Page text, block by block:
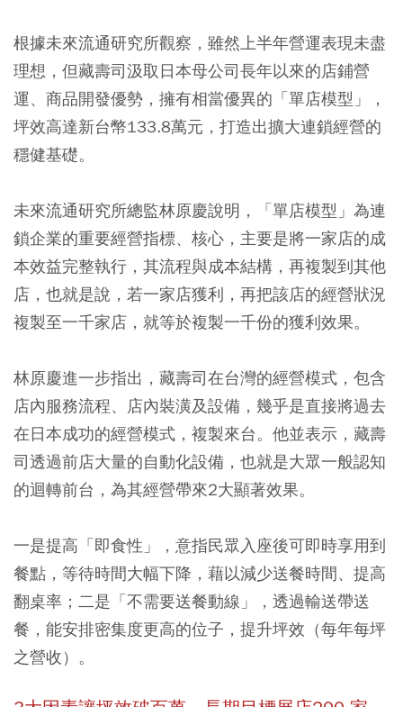
根據未來流通研究所觀察，雖然上半年營運表現未盡
理想，但藏壽司汲取日本母公司長年以來的店鋪營
運、商品開發優勢，擁有相當優異的「單店模型」，
坪效高達新台幣133.8萬元，打造出擴大連鎖經營的
穩健基礎。
未來流通研究所總監林原慶說明，「單店模型」為連
鎖企業的重要經營指標、核心，主要是將一家店的成
本效益完整執行，其流程與成本結構，再複製到其他
店，也就是說，若一家店獲利，再把該店的經營狀況
複製至一千家店，就等於複製一千份的獲利效果。
林原慶進一步指出，藏壽司在台灣的經營模式，包含
店內服務流程、店內裝潢及設備，幾乎是直接將過去
在日本成功的經營模式，複製來台。他並表示，藏壽
司透過前店大量的自動化設備，也就是大眾一般認知
的迴轉前台，為其經營帶來2大顯著效果。
一是提高「即食性」，意指民眾入座後可即時享用到
餐點，等待時間大幅下降，藉以減少送餐時間、提高
翻桌率；二是「不需要送餐動線」，透過輸送帶送
餐，能安排密集度更高的位子，提升坪效（每年每坪
之營收）。